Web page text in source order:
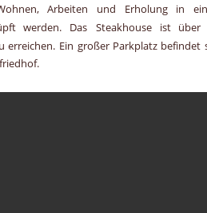
Arbeiten und Erholung in
werden. Das Steakhouse ist über
erreichen. Ein großer Parkplatz befindet